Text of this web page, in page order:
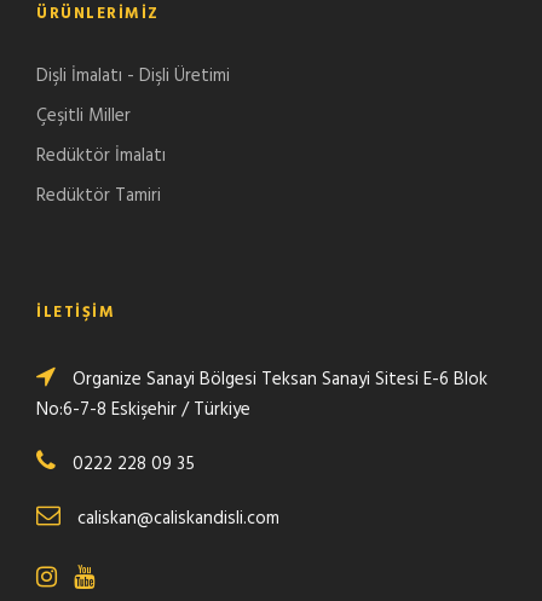
ÜRÜNLERIMIZ
Dişli İmalatı - Dişli Üretimi
Çeşitli Miller
Redüktör İmalatı
Redüktör Tamiri
İLETIŞIM
Organize Sanayi Bölgesi Teksan Sanayi Sitesi E-6 Blok
No:6-7-8 Eskişehir / Türkiye
0222 228 09 35
caliskan@caliskandisli.com